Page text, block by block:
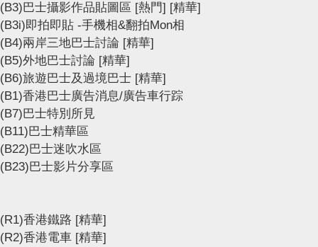
(B3)巴士攝影作品貼圖區 [熱門] [精華]
(B3i)即拍即貼 -手機相&翻拍Mon相
(B4)兩岸三地巴士討論 [精華]
(B5)外地巴士討論 [精華]
(B6)旅遊巴士及過境巴士 [精華]
(B1)香港巴士廣告消息/廣告車行踪
(B7)巴士特別所見
(B11)巴士精華區
(B22)巴士迷吹水區
(B23)巴士影片分享區
(R1)香港鐵路 [精華]
(R2)香港電車 [精華]